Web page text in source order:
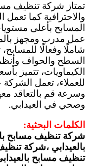
تمتاز شركة تنظيف
والاحترافية كما
المسابح بأعلى
عمل مدرب ومجهز
شاملًا وفعالًا
السطح والحواف
الكيماويات، تتميز
للعملاء، تعمل الشركة
وسرعة قم بالتعاقد
وصحي في العيدابي.
الكلمات البحثية:
شركة تنظيف مسابح
بالعيدابي ،شركة
تنظيف مسابح